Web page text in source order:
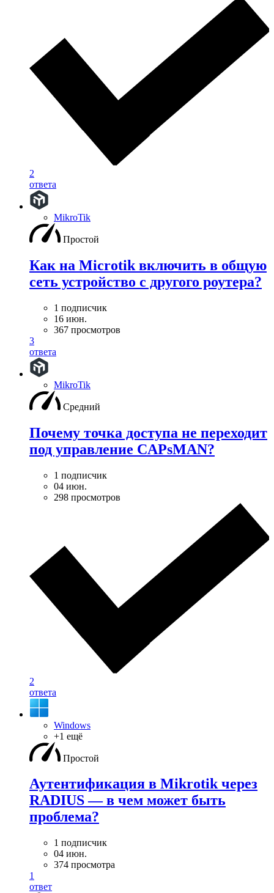
2
ответа
MikroTik
Простой
Как на Microtik включить в общую
сеть устройство с другого роутера?
1 подписчик
16 июн.
367 просмотров
3
ответа
MikroTik
Средний
Почему точка доступа не переходит
под управление CAPsMAN?
1 подписчик
04 июн.
298 просмотров
2
ответа
Windows
+1 ещё
Простой
Аутентификация в Mikrotik через
RADIUS — в чем может быть
проблема?
1 подписчик
04 июн.
374 просмотра
1
ответ